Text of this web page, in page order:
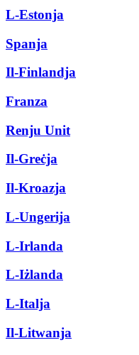
L-Estonja
Spanja
Il-Finlandja
Franza
Renju Unit
Il-Greċja
Il-Kroazja
L-Ungerija
L-Irlanda
L-Iżlanda
L-Italja
Il-Litwanja